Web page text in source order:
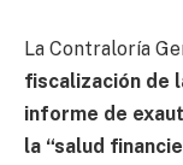
La Contraloría
fiscalización de
informe de
la “salud